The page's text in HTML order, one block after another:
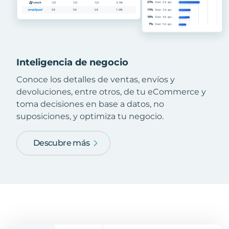
Inteligencia de negocio
Conoce los detalles de ventas, envíos y
devoluciones, entre otros, de tu eCommerce y
toma decisiones en base a datos, no
suposiciones, y optimiza tu negocio.
Descubre más